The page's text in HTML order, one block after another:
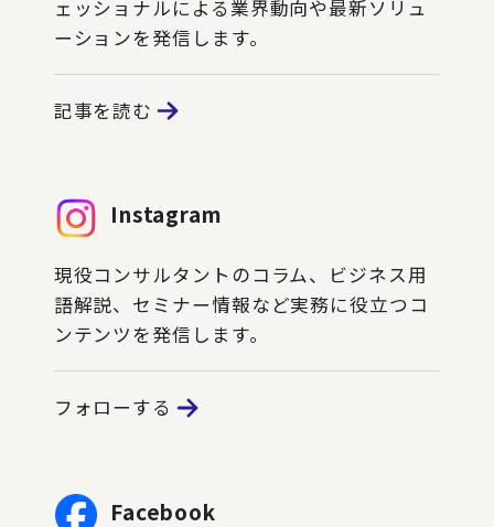
ェッショナルによる業界動向や最新ソリュ
ーションを発信します。
記事を読む
Instagram
現役コンサルタントのコラム、ビジネス用
語解説、セミナー情報など実務に役立つコ
ンテンツを発信します。
フォローする
Facebook